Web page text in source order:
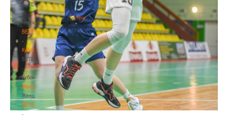
BETERA
-
Чемпионат
BETERA
-
Кубок
BETERA
-
Кубок
Женщины
Женщины
BETERA
-